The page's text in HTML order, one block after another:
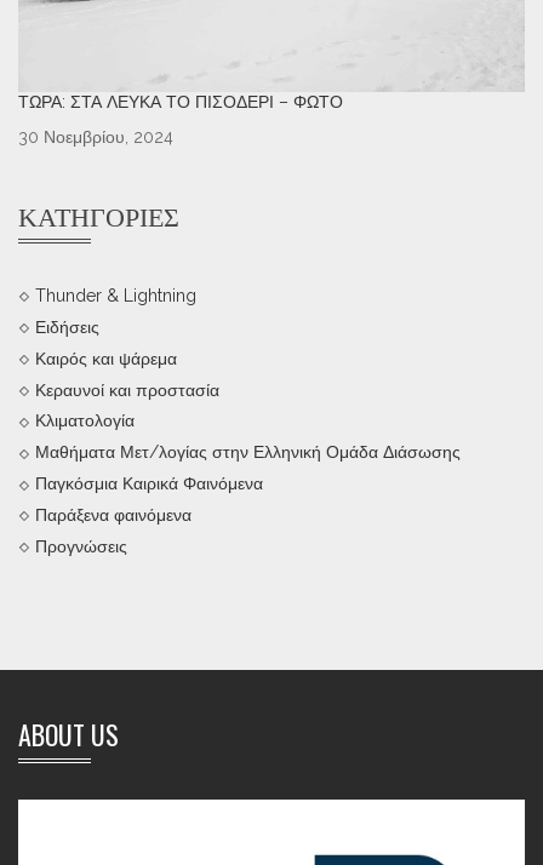
ΤΏΡΑ: ΣΤΑ ΛΕΥΚΆ ΤΟ ΠΙΣΟΔΈΡΙ – ΦΩΤΌ
30 Νοεμβρίου, 2024
ΚΑΤΗΓΟΡΊΕΣ
Thunder & Lightning
Ειδήσεις
Καιρός και ψάρεμα
Κεραυνοί και προστασία
Κλιματολογία
Μαθήματα Μετ/λογίας στην Ελληνική Ομάδα Διάσωσης
Παγκόσμια Καιρικά Φαινόμενα
Παράξενα φαινόμενα
Προγνώσεις
ABOUT US